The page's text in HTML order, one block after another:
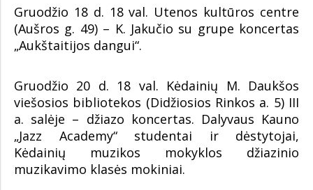
Gruodžio 18 d. 18 val. Utenos kultūros centre
(Aušros g. 49) – K. Jakučio su grupe koncertas
„Aukštaitijos dangui“.
Gruodžio 20 d. 18 val. Kėdainių M. Daukšos
viešosios bibliotekos (Didžiosios Rinkos a. 5) III
a. salėje – džiazo koncertas. Dalyvaus Kauno
„Jazz Academy“ studentai ir dėstytojai,
Kėdainių muzikos mokyklos džiazinio
muzikavimo klasės mokiniai.